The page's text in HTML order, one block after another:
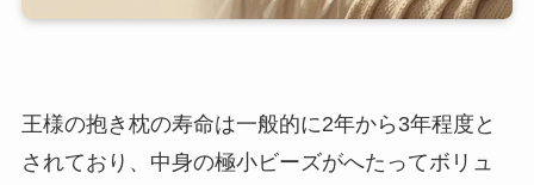
王様の抱き枕の寿命は一般的に2年から3年程度と
されており、中身の極小ビーズがへたってボリュ